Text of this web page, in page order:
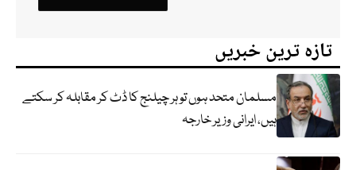
تازہ ترین خبریں
مسلمان متحد ہوں تو ہر چیلنج کا ڈٹ کر مقابلہ کر سکتے
ہیں، ایرانی وزیر خارجہ